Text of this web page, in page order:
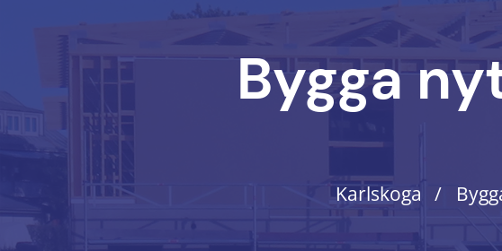
Bygga
Karlskoga